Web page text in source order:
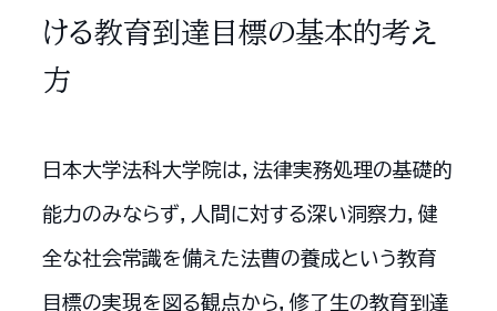
ける教育到達目標の基本的考え
方
日本大学法科大学院は，法律実務処理の基礎的
能力のみならず，人間に対する深い洞察力，健
全な社会常識を備えた法曹の養成という教育
目標の実現を図る観点から，修了生の教育到達